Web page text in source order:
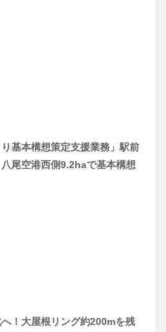
基本構想策定支援業務」駅前
尾空港西側9.2haで基本構想
！大屋根リング約200mを残